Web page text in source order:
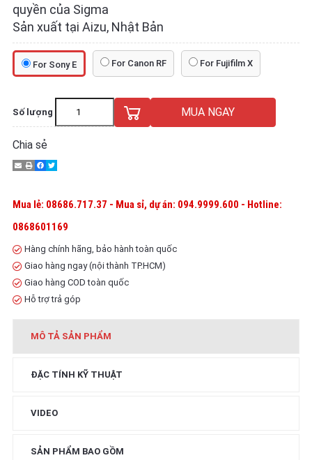
quyền của Sigma
Sản xuất tại Aizu, Nhật Bản
For Sony E For Canon RF For Fujifilm X
Số lượng MUA NGAY
Chia sẻ
Mua lẻ: 08686.717.37 - Mua sỉ, dự án: 094.9999.600 - Hotline:
0868601169
Hàng chính hãng, bảo hành toàn quốc
Giao hàng ngay (nội thành TP.HCM)
Giao hàng COD toàn quốc
Hỗ trợ trả góp
MÔ TẢ SẢN PHẨM
ĐẶC TÍNH KỸ THUẬT
VIDEO
SẢN PHẨM BAO GỒM